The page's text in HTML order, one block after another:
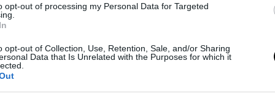
opt-out of processing my Personal Data for Targeted
opt-out of Collection, Use, Retention, Sale, and/or Sharing
Data that Is Unrelated with the Purposes for which it
μιλάει ο Καραγκιούλ (που είναι ο
της κατεξοχήν φιλοερντογανικής
να μιλάει ο ίδιος ο Ερντογάν. Ότι αναφέρει
και έχει πάρει την άδεια να το πει από τον